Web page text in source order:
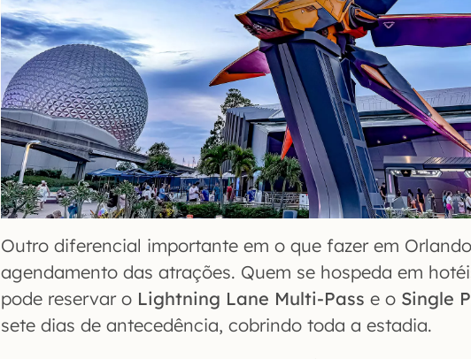
Outro diferencial importante em o que fazer em
agendamento das atrações. Quem se hospeda em
pode reservar o Lightning Lane Multi-Pass e o Single
sete dias de antecedência, cobrindo toda a estadia.